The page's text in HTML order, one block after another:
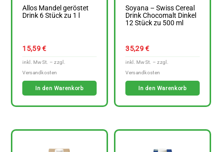
Allos Mandel geröstet
Drink 6 Stück zu 1 l
15,59€
In den Warenkorb
Soyana – Swiss Cereal
Drink Chocomalt Dinkel
12 Stück zu 500 ml
35,29€
In den Warenkorb